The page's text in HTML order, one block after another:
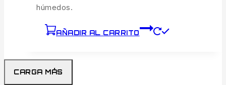
húmedos.
AÑADIR AL CARRITO
CARGA MÁS